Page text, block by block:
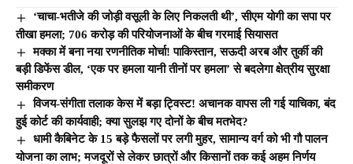
‘चाचा-भतीजे की जोड़ी वसूली के लिए निकलती थी’, सीएम योगी का सपा पर
तीखा हमला; 706 करोड़ की परियोजनाओं के बीच गरमाई सियासत
मक्का में बना नया रणनीतिक मोर्चा! पाकिस्तान, सऊदी अरब और तुर्की की
बड़ी डिफेंस डील, ‘एक पर हमला यानी तीनों पर हमला’ से बदलेगा क्षेत्रीय सुरक्षा
समीकरण
विजय-संगीता तलाक केस में बड़ा ट्विस्ट! अचानक वापस ली गई याचिका, बंद
हुई कोर्ट की कार्यवाही; क्या सुलझ गए दोनों के बीच मतभेद?
धामी कैबिनेट के 15 बड़े फैसलों पर लगी मुहर, सामान्य वर्ग को भी गौ पालन
योजना का लाभ; मजदूरों से लेकर छात्रों और किसानों तक कई अहम निर्णय